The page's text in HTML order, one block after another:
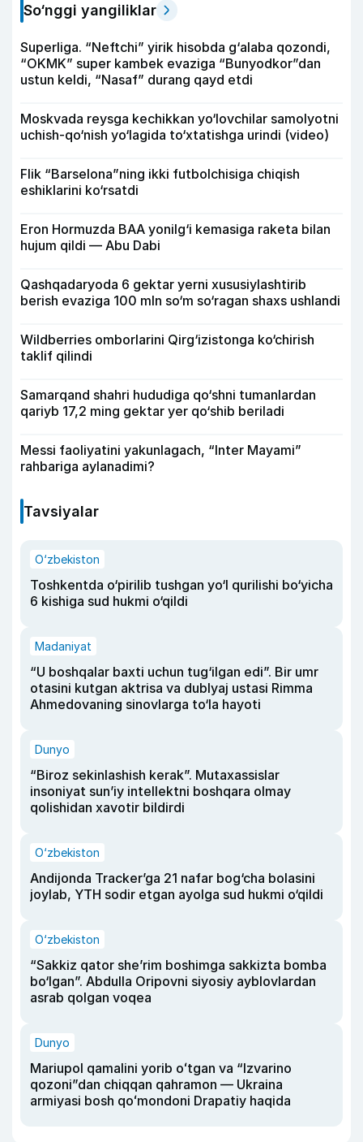
So‘nggi yangiliklar
Superliga. “Neftchi” yirik hisobda g‘alaba qozondi,
“OKMK” super kambek evaziga “Bunyodkor”dan
ustun keldi, “Nasaf” durang qayd etdi
Moskvada reysga kechikkan yo‘lovchilar samolyotni
uchish-qo‘nish yo‘lagida to‘xtatishga urindi (video)
Flik “Barselona”ning ikki futbolchisiga chiqish
eshiklarini ko‘rsatdi
Eron Hormuzda BAA yonilg‘i kemasiga raketa bilan
hujum qildi — Abu Dabi
Qashqadaryoda 6 gektar yerni xususiylashtirib
berish evaziga 100 mln so‘m so‘ragan shaxs ushlandi
Wildberries omborlarini Qirg‘izistonga ko‘chirish
taklif qilindi
Samarqand shahri hududiga qo‘shni tumanlardan
qariyb 17,2 ming gektar yer qo‘shib beriladi
Messi faoliyatini yakunlagach, “Inter Mayami”
rahbariga aylanadimi?
Tavsiyalar
O‘zbekiston
Toshkentda o‘pirilib tushgan yo‘l qurilishi bo‘yicha
6 kishiga sud hukmi o‘qildi
Madaniyat
“U boshqalar baxti uchun tug‘ilgan edi”. Bir umr
otasini kutgan aktrisa va dublyaj ustasi Rimma
Ahmedovaning sinovlarga to‘la hayoti
Dunyo
“Biroz sekinlashish kerak”. Mutaxassislar
insoniyat sun’iy intellektni boshqara olmay
qolishidan xavotir bildirdi
O‘zbekiston
Andijonda Tracker’ga 21 nafar bog‘cha bolasini
joylab, YTH sodir etgan ayolga sud hukmi o‘qildi
O‘zbekiston
“Sakkiz qator she’rim boshimga sakkizta bomba
bo‘lgan”. Abdulla Oripovni siyosiy ayblovlardan
asrab qolgan voqea
Dunyo
Mariupol qamalini yorib oʻtgan va “Izvarino
qozoni”dan chiqqan qahramon — Ukraina
armiyasi bosh qoʻmondoni Drapatiy haqida